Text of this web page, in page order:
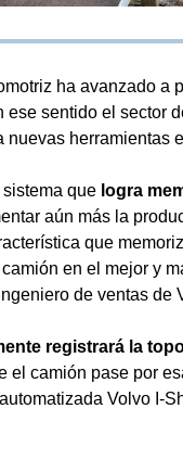
ha avanzado a
ese sentido el sector
herramientas
que logra
aún más la
que
en el mejor y
de ventas de
registrará la
camión pase por
Volvo I-